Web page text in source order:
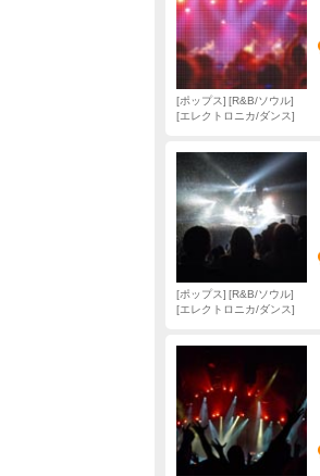
ポップス
R&B/ソウル
エレクトロニカ/ダンス
ポップス
R&B/ソウル
エレクトロニカ/ダンス